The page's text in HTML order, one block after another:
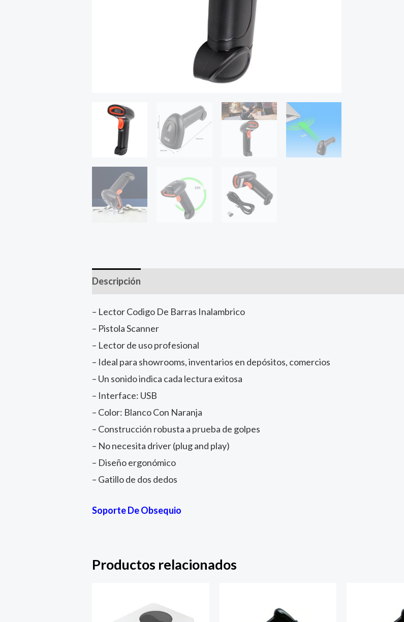
Descripción
– Lector Codigo De Barras Inalambrico
– Pistola Scanner
– Lector de uso profesional
– Ideal para showrooms, inventarios en depósitos, comercios
– Un sonido indica cada lectura exitosa
– Interface: USB
– Color: Blanco Con Naranja
– Construcción robusta a prueba de golpes
– No necesita driver (plug and play)
– Diseño ergonómico
– Gatillo de dos dedos
Soporte De Obsequio
Productos relacionados